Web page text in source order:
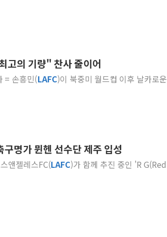
고의 기량" 찬사 줄이어
= 손흥민(LAFC)이 북중미 월드컵 이후 날카로
구명가 뮌헨 선수단 제주 입성
앤젤레스FC(LAFC)가 함께 추진 중인 'R